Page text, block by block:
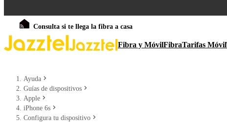
Consulta si te llega la fibra a casa
Fibra y MóvilFibraTarifas Móvil
Ayuda
Guías de dispositivos
Apple
iPhone 6s
Configura tu dispositivo